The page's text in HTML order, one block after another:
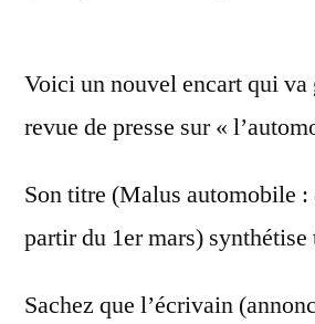
Voici un nouvel encart qui va
revue de presse sur «
Son titre (Malus automobile :
partir du 1er mars) synthétise
Sachez que l’écrivain